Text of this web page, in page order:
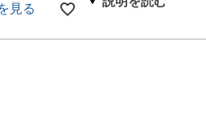
見る